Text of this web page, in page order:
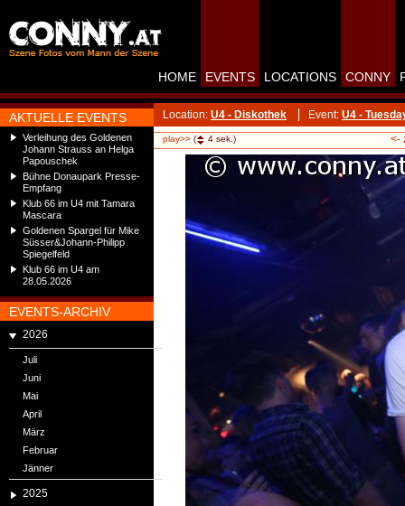
AKTUELLE EVENTS
Verleihung des Goldenen
Johann Strauss an Helga
Papouschek
Bühne Donaupark Presse-
Empfang
Klub 66 im U4 mit Tamara
Mascara
Goldenen Spargel für Mike
Süsser&Johann-Philipp
Spiegelfeld
Klub 66 im U4 am
28.05.2026
EVENTS-ARCHIV
2026
Juli
Juni
Mai
April
März
Februar
Jänner
2025
HOME EVENTS LOCATIONS CONNY
Location: U4 - Diskothek Event: U4 -
play>> ( 4 sek.) <-